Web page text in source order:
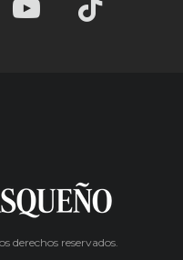
derechos reservados.